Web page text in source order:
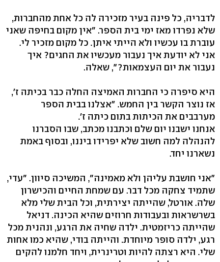
לדבריה, כל פינה בעיר מזכירה לה כל אחת מהחברות,
שלא נפרדו מאז ימי בית הספר. "אין מקום בחיפה שאני
עוברת בו עכשיו ולא הייתי איתן. כל מקום מזכיר לי.
אני לא יודעת איך נעבור מעכשיו את החגים? איך
נעבור את יום העצמאות?", שאלה.
היא סיפרה כי החברות האמיצה החלה כבר בכיתה ז',
אז נוצר הקשר בין החמש. "אצלנו בבית הספר
מערבבים את הכיתות בתום כיתה ז'.
אנחנו ישבנו יום שלם וכתבנו מכתב, שבו הסברנו
להנהלה למה חשוב שלא יפרידו ביננו, ובסוף באמת
נשארנו יחד.
"אני חושבת עליהן ולא מאמינה", המשיכה סיוון. "עדי,
שתמיד צחקה מכל דבר. עם שמחת החיים והכישרון
שלה. אורטל, שהייתה יצירתית, וכל הבית שלי מלא
בשרשראות ובעבודות חרוזים שהיא הכינה. דניאל
שהייתה כריזמטית. ילדה שחיה את הרגע, ונהנית מכל
רגע, ילדה סופר מיוחדת. והייתה בודי, שהיא כמו אחות
שלי. היא רצתה להיות וטרינרית, ויחד חלמנו להקים